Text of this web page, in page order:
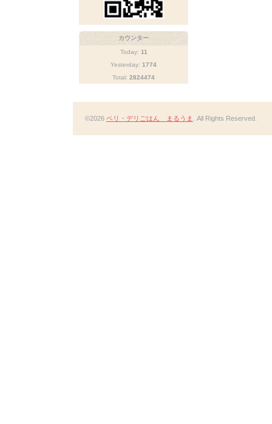
カウンター
Today: 11
Yesterday: 1774
Total: 2824474
©2026 ベリ・デリごはん まるうま . All Rights Reserved.